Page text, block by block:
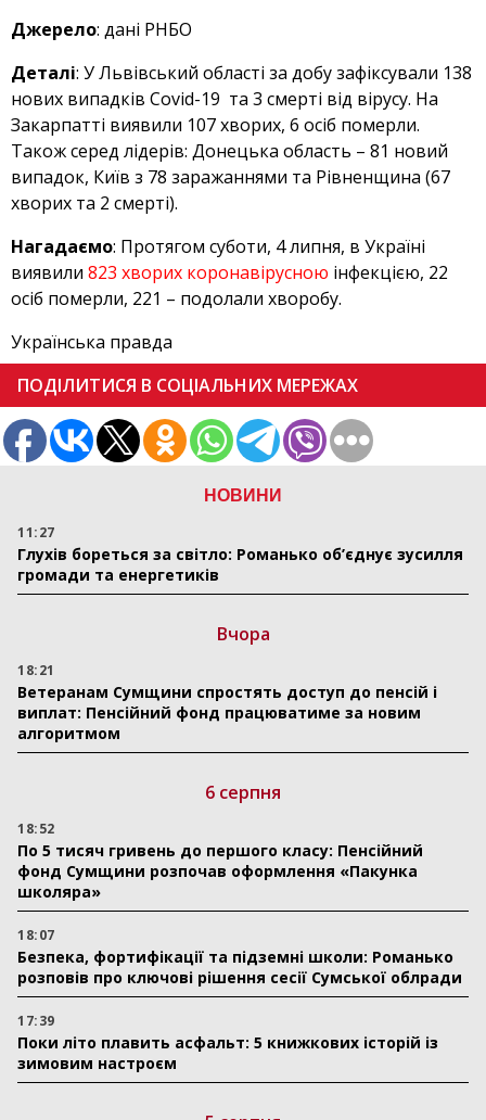
НОВИНИ
11:27
Глухів бореться за світло: Романько об’єднує зусилля
громади та енергетиків
Вчора
18:21
Ветеранам Сумщини спростять доступ до пенсій і
виплат: Пенсійний фонд працюватиме за новим
алгоритмом
6 серпня
18:52
По 5 тисяч гривень до першого класу: Пенсійний
фонд Сумщини розпочав оформлення «Пакунка
школяра»
18:07
Безпека, фортифікації та підземні школи: Романько
розповів про ключові рішення сесії Сумської облради
17:39
Поки літо плавить асфальт: 5 книжкових історій із
зимовим настроєм
Джерело: дані РНБО
Деталі: У Львівський області за добу зафіксували 138
нових випадків Covid-19 та 3 смерті від вірусу. На
Закарпатті виявили 107 хворих, 6 осіб померли.
Також серед лідерів: Донецька область – 81 новий
випадок, Київ з 78 заражаннями та Рівненщина (67
хворих та 2 смерті).
Нагадаємо: Протягом суботи, 4 липня, в Україні
виявили 823 хворих коронавірусною інфекцією, 22
осіб померли, 221 – подолали хворобу.
Українська правда
ПОДІЛИТИСЯ В СОЦІАЛЬНИХ МЕРЕЖАХ